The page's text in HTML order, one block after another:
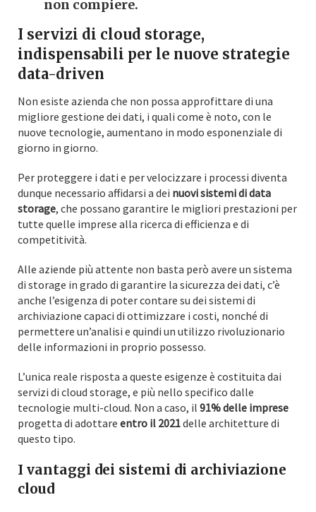
non compiere.
I servizi di cloud storage,
indispensabili per le nuove strategie
data-driven
Non esiste azienda che non possa approfittare di una
migliore gestione dei dati, i quali come è noto, con le
nuove tecnologie, aumentano in modo esponenziale di
giorno in giorno.
Per proteggere i dati e per velocizzare i processi diventa
dunque necessario affidarsi a dei nuovi sistemi di data
storage, che possano garantire le migliori prestazioni per
tutte quelle imprese alla ricerca di efficienza e di
competitività.
Alle aziende più attente non basta però avere un sistema
di storage in grado di garantire la sicurezza dei dati, c’è
anche l’esigenza di poter contare su dei sistemi di
archiviazione capaci di ottimizzare i costi, nonché di
permettere un’analisi e quindi un utilizzo rivoluzionario
delle informazioni in proprio possesso.
L’unica reale risposta a queste esigenze è costituita dai
servizi di cloud storage, e più nello specifico dalle
tecnologie multi-cloud. Non a caso, il 91%delle imprese
progetta di adottare entro il 2021delle architetture di
questo tipo.
I vantaggi dei sistemi di archiviazione
cloud